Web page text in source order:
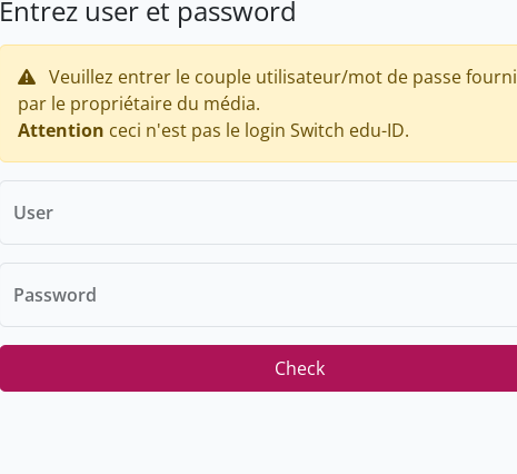
Entrez user et password
Veuillez entrer le couple utilisateur/mot de passe fourni
par le propriétaire du média.
Attention ceci n'est pas le login Switch edu-ID.
User
Password
Check